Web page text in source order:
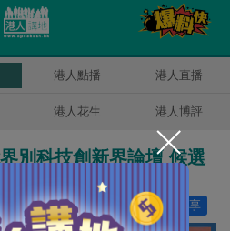
港人點播 港人直播
港人花生 港人博評
別科技創新界論壇 候選
科建設
分享
讚好 4